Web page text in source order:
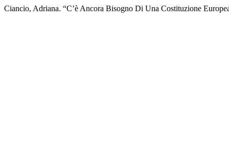
Ciancio, Adriana. “C’è Ancora Bisogno Di Una Costituzione